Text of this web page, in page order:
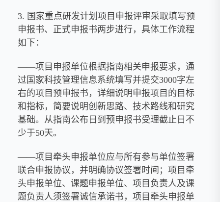
3. 国家重点研发计划项目申报评审采取填写预
申报书、正式申报书两步进行，具体工作流程
如下：
——项目申报单位根据指南相关申报要求，通
过国家科技管理信息系统填写并提交3000字左
右的项目预申报书，详细说明申报项目的目标
和指标，简要说明创新思路、技术路线和研究
基础。从指南公布日到预申报书受理截止日不
少于50天。
——项目牵头申报单位应与所有参与单位签署
联合申报协议，并明确协议签署时间；项目牵
头申报单位、课题申报单位、项目负责人及课
题负责人须签署诚信承诺书，项目牵头申报单